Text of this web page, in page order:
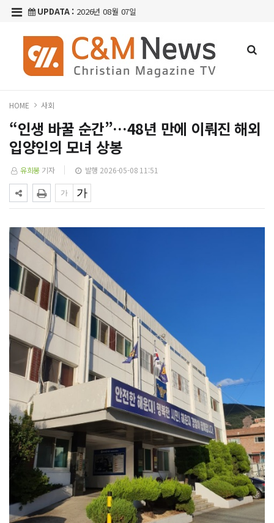
UPDATA : 2026년 08월 07일
HOME 사회
“인생 바꿀 순간”…48년 만에 이뤄진 해외
입양인의 모녀 상봉
유희봉 기자 발행 2026-05-08 11:51